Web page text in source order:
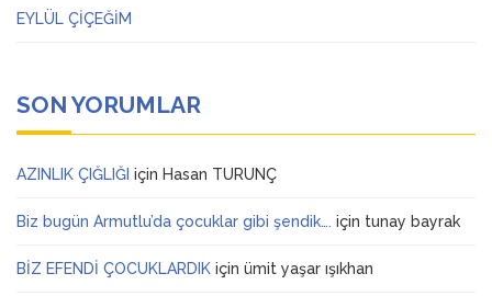
EYLÜL ÇİÇEĞİM
SON YORUMLAR
AZINLIK ÇIĞLIĞI için Hasan TURUNÇ
Biz bugün Armutlu’da çocuklar gibi şendik…. için tunay bayrak
BİZ EFENDİ ÇOCUKLARDIK için ümit yaşar ışıkhan